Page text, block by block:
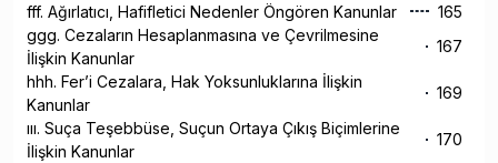
fff. Ağırlatıcı, Hafifletici Nedenler Öngören Kanunlar
165
ggg. Cezaların Hesaplanmasına ve Çevrilmesine
İlişkin Kanunlar
167
hhh. Fer’i Cezalara, Hak Yoksunluklarına İlişkin
Kanunlar
169
ııı. Suça Teşebbüse, Suçun Ortaya Çıkış Biçimlerine
İlişkin Kanunlar
170